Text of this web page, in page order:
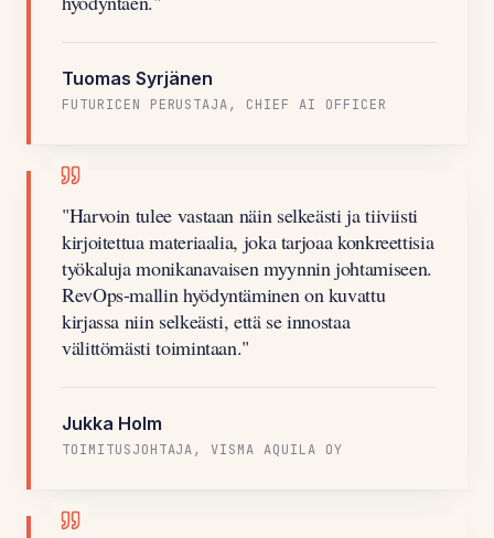
Tuomas Syrjänen
FUTURICEN PERUSTAJA, CHIEF AI OFFICER
"Harvoin tulee vastaan näin selkeästi ja tiiviisti
kirjoitettua materiaalia, joka tarjoaa konkreettisia
työkaluja monikanavaisen myynnin johtamiseen.
RevOps-mallin hyödyntäminen on kuvattu
kirjassa niin selkeästi, että se innostaa
välittömästi toimintaan."
Jukka Holm
TOIMITUSJOHTAJA, VISMA AQUILA OY